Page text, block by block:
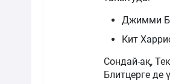
Джимми
Кит
Сондай-ақ,
Блитцерге де